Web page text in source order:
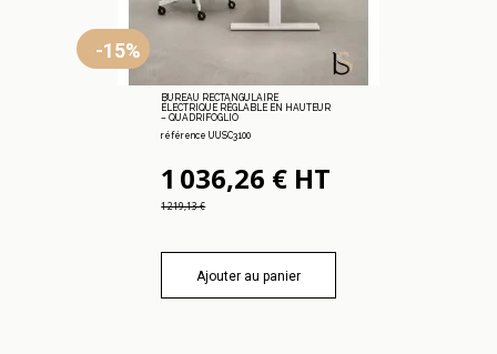
-15%
BUREAU RECTANGULAIRE
ÉLECTRIQUE RÉGLABLE EN HAUTEUR
– QUADRIFOGLIO
référence UUSC3100
1 036,26 € HT
1 219,13 €
Ajouter au panier